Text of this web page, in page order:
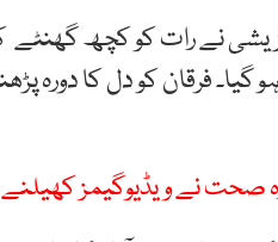
قریشی نے رات کو کچھ
گیا۔ فرقان کو دل کا دورہ
صحت نے ویڈیوگیمز کھیلنے